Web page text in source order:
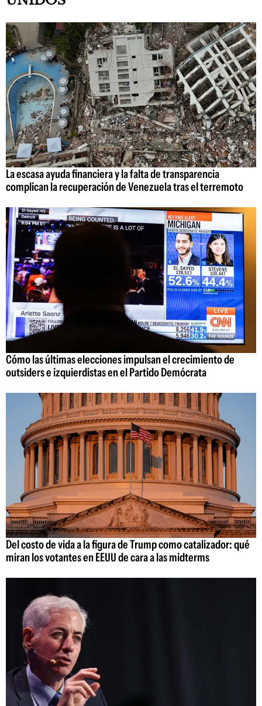
La escasa ayuda financiera y la falta de transparencia
complican la recuperación de Venezuela tras el terremoto
Cómo las últimas elecciones impulsan el crecimiento de
outsiders e izquierdistas en el Partido Demócrata
Del costo de vida a la figura de Trump como catalizador: qué
miran los votantes en EEUU de cara a las midterms